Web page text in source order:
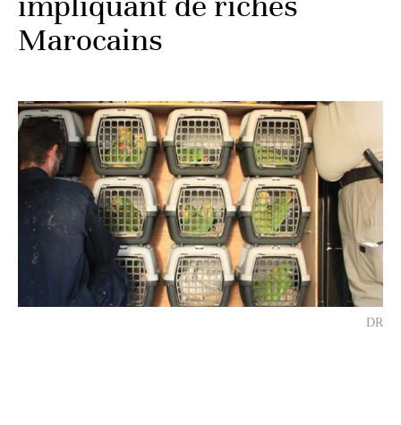
Marocains
DR